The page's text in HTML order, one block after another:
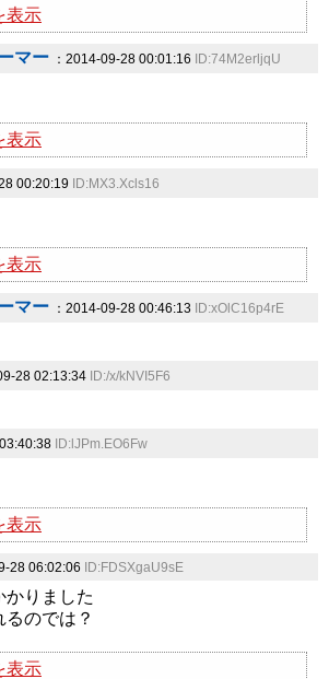
表示
マー ：2014-09-28 00:01:16 ID:74M2erljqU
表示
00:20:19 ID:MX3.Xcls16
表示
マー ：2014-09-28 00:46:13 ID:xOlC16p4rE
28 02:13:34 ID:/x/kNVI5F6
ID:lJPm.EO6Fw
表示
28 06:02:06 ID:FDSXgaU9sE
かりました
のでは？
表示